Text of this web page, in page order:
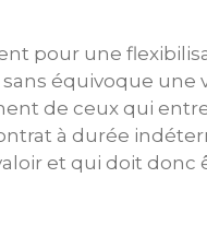
pour une
équivoque une
de ceux qui
à durée
et qui doit